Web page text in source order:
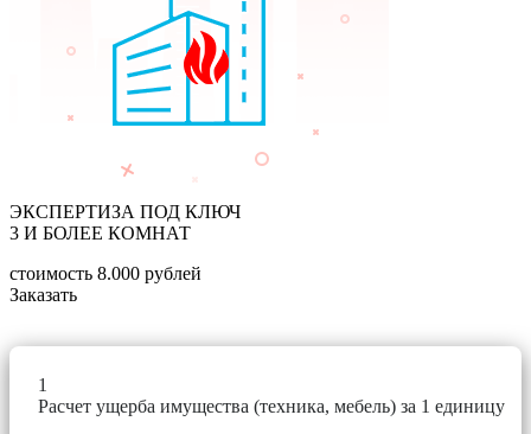
ЭКСПЕРТИЗА ПОД КЛЮЧ
3 И БОЛЕЕ КОМНАТ
стоимость 8.000 рублей
Заказать
1
Расчет ущерба имущества (техника, мебель) за 1 единицу